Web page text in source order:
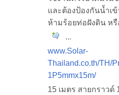
และต้องป้องกันน้ำเ
ห้ามร้อยท่อฝังดิน หรื
...
www.Solar-
Thailand.co.th/TH/
1P5mmx15m/
15 เมตร สายกราวด์